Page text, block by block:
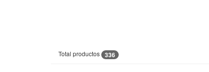
Total productos 336